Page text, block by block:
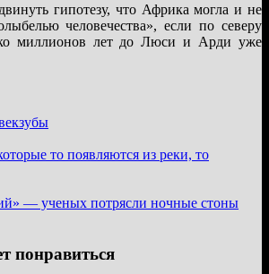
гипотезу, что Африка могла и не
человечества», если по северу
миллионов лет до Люси и Арди уже
зубы
то появляются из реки, то
— ученых потрясли ночные стоны
понравиться